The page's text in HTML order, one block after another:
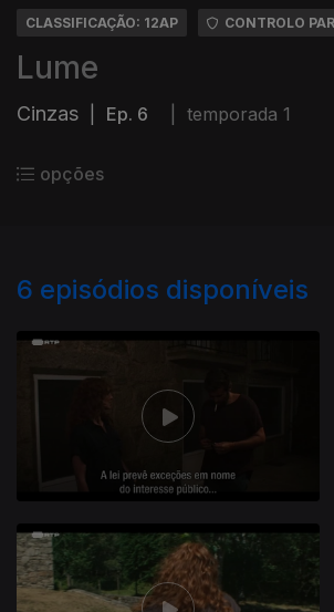
CLASSIFICAÇÃO: 12AP CONTROLO
Lume
Cinzas Ep. 6 temporada 1
opções
6 episódios disponíveis